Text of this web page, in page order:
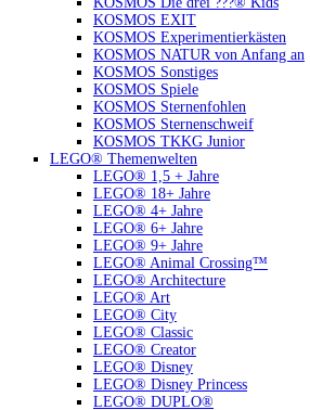
KOSMOS EXIT
KOSMOS Experimentierkästen
KOSMOS NATUR von Anfang an
KOSMOS Sonstiges
KOSMOS Spiele
KOSMOS Sternenfohlen
KOSMOS Sternenschweif
KOSMOS TKKG Junior
LEGO® Themenwelten
LEGO® 1,5 + Jahre
LEGO® 18+ Jahre
LEGO® 4+ Jahre
LEGO® 6+ Jahre
LEGO® 9+ Jahre
LEGO® Animal Crossing™
LEGO® Architecture
LEGO® Art
LEGO® City
LEGO® Classic
LEGO® Creator
LEGO® Disney
LEGO® Disney Princess
LEGO® DUPLO®